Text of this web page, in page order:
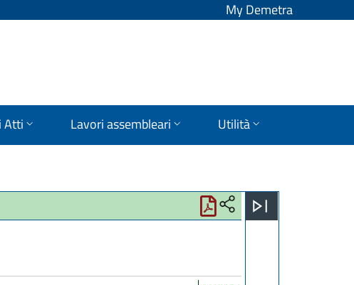
My Demetra
Atti Lavori assembleari Utilità